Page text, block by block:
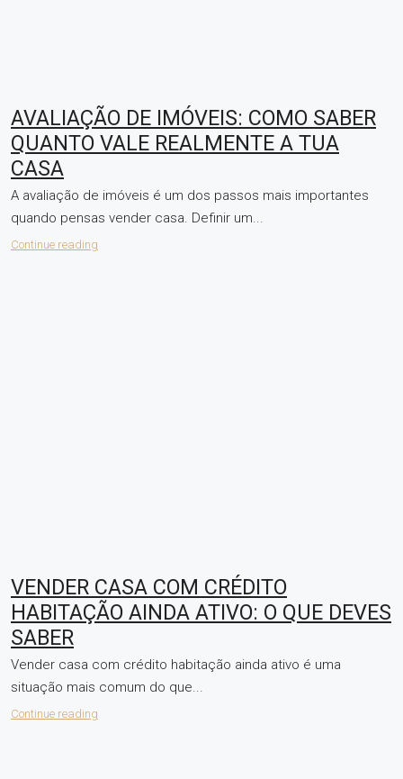
AVALIAÇÃO DE IMÓVEIS: COMO SABER
QUANTO VALE REALMENTE A TUA
CASA
A avaliação de imóveis é um dos passos mais importantes
quando pensas vender casa. Definir um...
Continue reading
VENDER CASA COM CRÉDITO
HABITAÇÃO AINDA ATIVO: O QUE DEVES
SABER
Vender casa com crédito habitação ainda ativo é uma
situação mais comum do que...
Continue reading